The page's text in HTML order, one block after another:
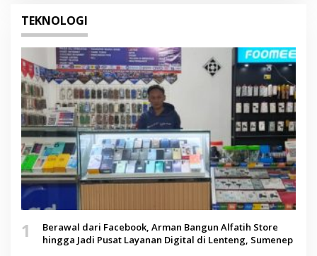
TEKNOLOGI
1
Berawal dari Facebook, Arman Bangun Alfatih Store
hingga Jadi Pusat Layanan Digital di Lenteng, Sumenep